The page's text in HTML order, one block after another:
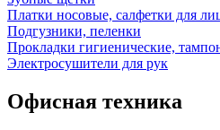
Платки носовые, салфетки для
Подгузники, пеленки
Прокладки гигиенические,
Электросушители для рук
Офисная техника